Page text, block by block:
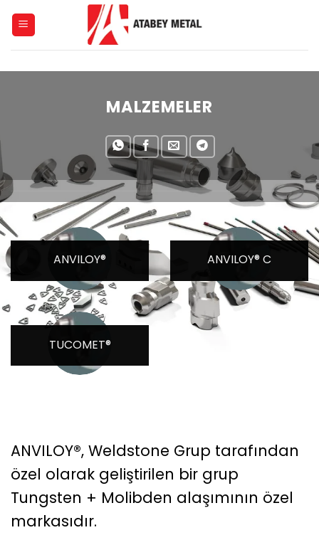
MALZEMELER
ANVILOY® ANVILOY® C
TUCOMET®
ANVILOY®, Weldstone Grup tarafından
özel olarak geliştirilen bir grup
Tungsten + Molibden alaşımının özel
markasıdır.